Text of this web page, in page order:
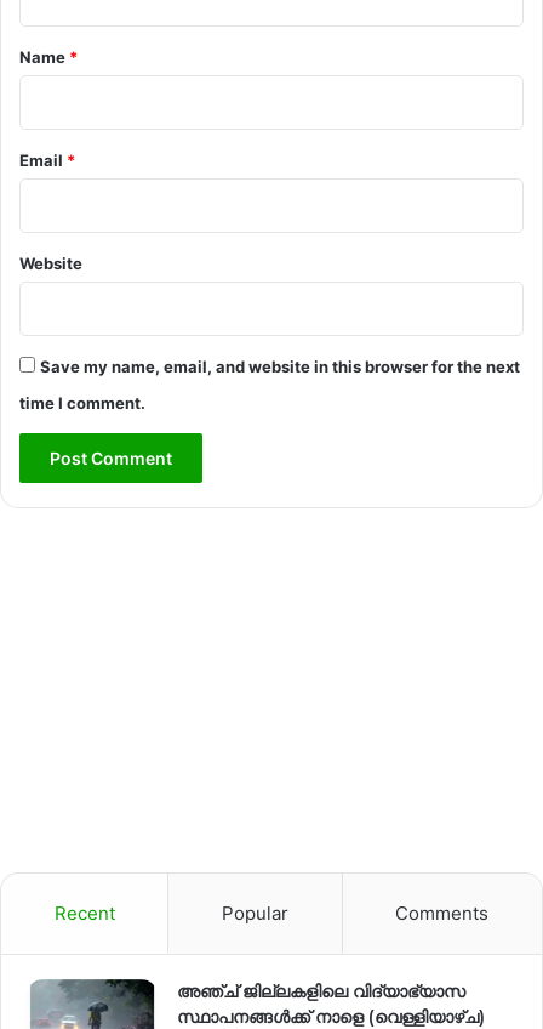
*
Name *
Email *
Website
Save my name, email, and website in this browser for the next
time I comment.
Recent Popular Comments
അഞ്ച് ജില്ലകളിലെ വിദ്യാഭ്യാസ
സ്ഥാപനങ്ങൾക്ക് നാളെ (വെള്ളിയാഴ്ച)